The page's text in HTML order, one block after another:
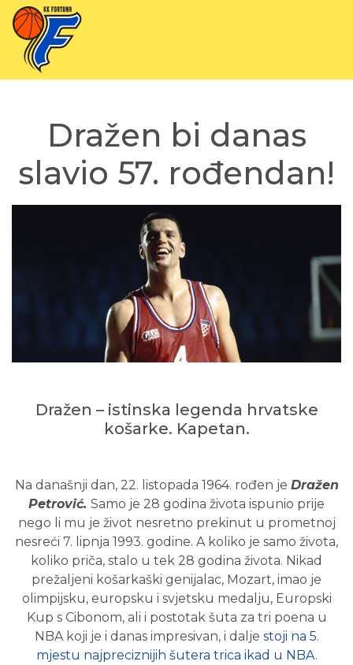
Dražen bi danas
slavio 57. rođendan!
Dražen – istinska legenda hrvatske
košarke. Kapetan.
Na današnji dan, 22. listopada 1964. rođen je Dražen
Petrović. Samo je 28 godina života ispunio prije
nego li mu je život nesretno prekinut u prometnoj
nesreći 7. lipnja 1993. godine. A koliko je samo života,
koliko priča, stalo u tek 28 godina života. Nikad
prežaljeni košarkaški genijalac, Mozart, imao je
olimpijsku, europsku i svjetsku medalju, Europski
Kup s Cibonom, ali i postotak šuta za tri poena u
NBA koji je i danas impresivan, i dalje stoji na 5.
mjestu najpreciznijih šutera trica ikad u NBA.